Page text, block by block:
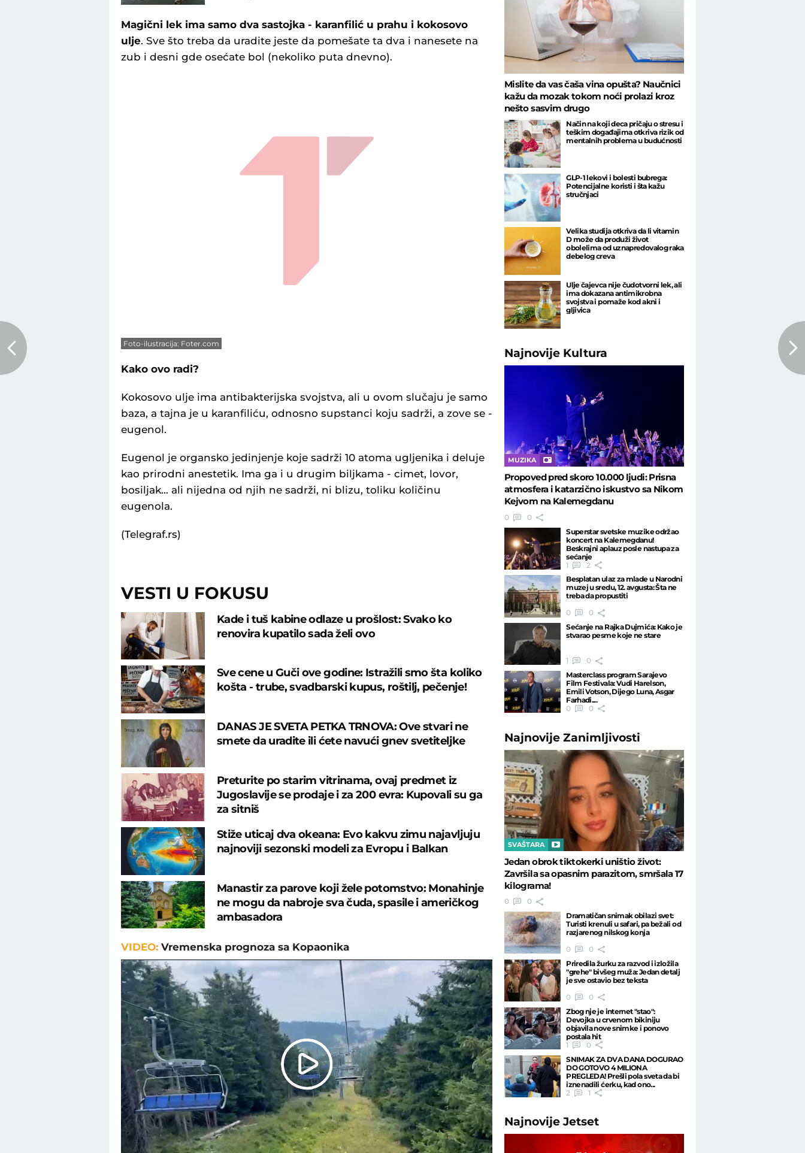
Magični lek ima samo dva sastojka - karanfilić u prahu i kokosovo
ulje. Sve što treba da uradite jeste da pomešate ta dva i nanesete na
zub i desni gde osećate bol (nekoliko puta dnevno).
Foto-ilustracija: Foter.com
Kako ovo radi?
Kokosovo ulje ima antibakterijska svojstva, ali u ovom slučaju je samo
baza, a tajna je u karanfiliću, odnosno supstanci koju sadrži, a zove se -
eugenol.
Eugenol je organsko jedinjenje koje sadrži 10 atoma ugljenika i deluje
kao prirodni anestetik. Ima ga i u drugim biljkama - cimet, lovor,
bosiljak... ali nijedna od njih ne sadrži, ni blizu, toliku količinu
eugenola.
(Telegraf.rs)
VESTI U FOKUSU
Kade i tuš kabine odlaze u prošlost: Svako ko
renovira kupatilo sada želi ovo
Sve cene u Guči ove godine: Istražili smo šta koliko
košta - trube, svadbarski kupus, roštilj, pečenje!
DANAS JE SVETA PETKA TRNOVA: Ove stvari ne
smete da uradite ili ćete navući gnev svetiteljke
Preturite po starim vitrinama, ovaj predmet iz
Jugoslavije se prodaje i za 200 evra: Kupovali su ga
za sitniš
Stiže uticaj dva okeana: Evo kakvu zimu najavljuju
najnoviji sezonski modeli za Evropu i Balkan
Manastir za parove koji žele potomstvo: Monahinje
ne mogu da nabroje sva čuda, spasile i američkog
ambasadora
VIDEO: Vremenska prognoza sa Kopaonika
Play
Video
Mislite da vas čaša vina opušta? Naučnici
kažu da mozak tokom noći prolazi kroz
nešto sasvim drugo
Način na koji deca pričaju o stresu i
teškim događajima otkriva rizik od
mentalnih problema u budućnosti
GLP-1 lekovi i bolesti bubrega:
Potencijalne koristi i šta kažu
stručnjaci
Velika studija otkriva da li vitamin
D može da produži život
obolelima od uznapredovalog raka
debelog creva
Ulje čajevca nije čudotvorni lek, ali
ima dokazana antimikrobna
svojstva i pomaže kod akni i
gljivica
Najnovije Kultura
MUZIKA
Propoved pred skoro 10.000 ljudi: Prisna
atmosfera i katarzično iskustvo sa Nikom
Kejvom na Kalemegdanu
0
0
Superstar svetske muzike održao
koncert na Kalemegdanu!
Beskrajni aplauz posle nastupa za
sećanje
1
2
Besplatan ulaz za mlade u Narodni
muzej u sredu, 12. avgusta: Šta ne
treba da propustiti
0
0
Sećanje na Rajka Dujmića: Kako je
stvarao pesme koje ne stare
1
0
Masterclass program Sarajevo
Film Festivala: Vudi Harelson,
Emili Votson, Dijego Luna, Asgar
Farhadi....
0
0
NajnovijeZanimljivosti
SVAŠTARA
Jedan obrok tiktokerki uništio život:
Završila sa opasnim parazitom, smršala 17
kilograma!
0
0
Dramatičan snimak obilazi svet:
Turisti krenuli u safari, pa bežali od
razjarenog nilskog konja
0
0
Priredila žurku za razvod i izložila
"grehe" bivšeg muža: Jedan detalj
je sve ostavio bez teksta
0
0
Zbog nje je internet "stao":
Devojka u crvenom bikiniju
objavila nove snimke i ponovo
postala hit
1
0
SNIMAK ZA DVA DANA DOGURAO
DO GOTOVO 4 MILIONA
PREGLEDA! Prešli pola sveta da bi
iznenadili ćerku, kad ono...
2
1
NajnovijeJetset